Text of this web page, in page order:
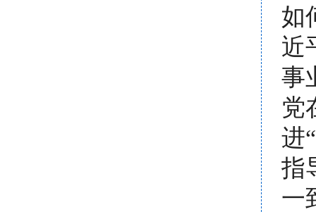
如
近
事
党
进
指
一